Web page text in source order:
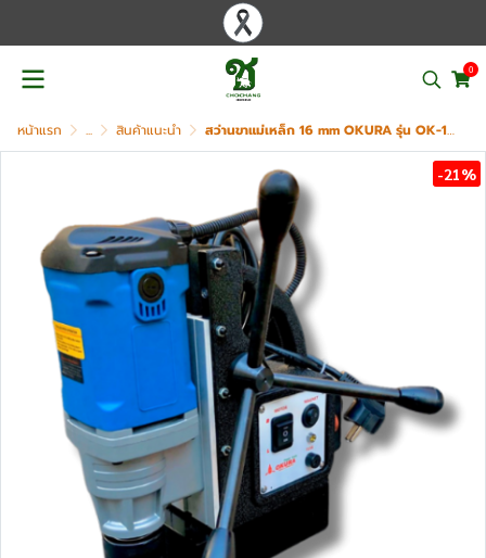
0
หน้าแรก ... สินค้าแนะนำ สว่านขาแม่เหล็ก 16 mm OKURA รุ่น OK-16 RE
-21%